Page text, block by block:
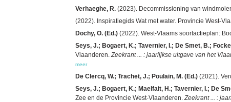
Verhaeghe, R. (2023). Decommissioning van
(2022). Inspiratiegids Wat met water. Provincie West-
Dochy, O. (Ed.) (2022). West-Vlaams soortactieplan:
Seys, J.; Bogaert, K.; Tavernier, I.; De Smet, B.;
Vlaanderen.Zeekrant ... : jaarlijkse uitgave van het
meer
De Clercq, W.; Trachet, J.; Poulain, M. (Ed.) (2021).
Seys, J.; Bogaert, K.; Maelfait, H.; Tavernier, I.; De
Zee en de Provincie West-Vlaanderen.Zeekrant ... :